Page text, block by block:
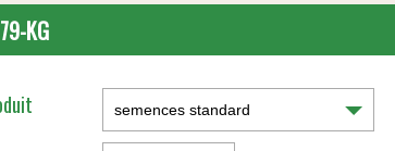
KG